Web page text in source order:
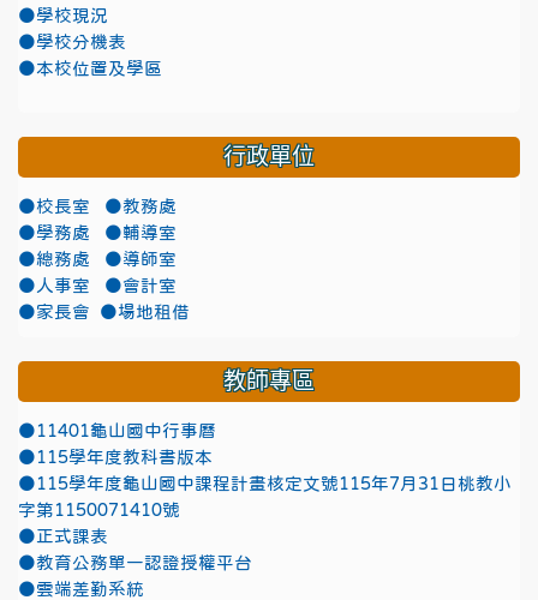
●學校現況
●學校分機表
●本校位置及學區
行政單位
●校長室
●教務處
●學務處
●輔導室
●總務處
●導師室
●人事室
●會計室
●家長會
●場地租借
教師專區
●11401龜山國中行事曆
●115學年度教科書版本
●115學年度龜山國中課程計畫核定文號115年7月31日桃教小
字第1150071410號
●正式課表
●教育公務單一認證授權平台
●雲端差勤系統